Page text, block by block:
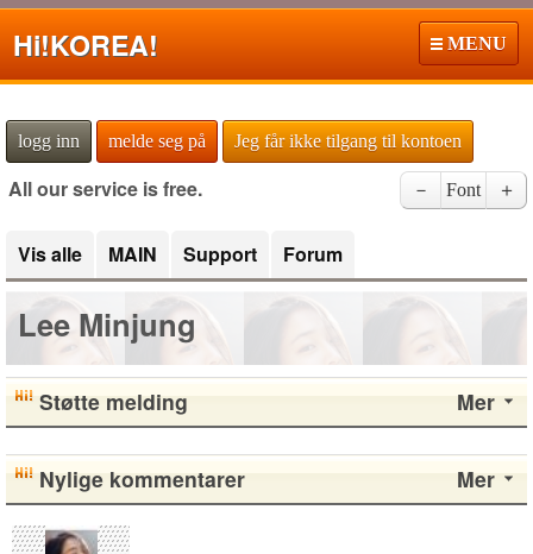
Hi!KOREA! MENU
logg inn melde seg på Jeg får ikke tilgang til kontoen
All our service is free. － Font ＋
Vis alle MAIN Support Forum
Lee Minjung
Mer
Støtte melding
Mer
Nylige kommentarer